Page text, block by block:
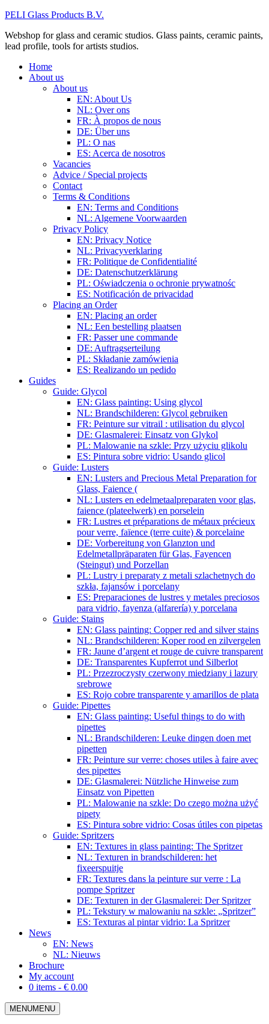
PELI Glass Products B.V.
Webshop for glass and ceramic studios. Glass paints, ceramic paints,
lead profile, tools for artists studios.
Home
About us
About us
EN: About Us
NL: Over ons
FR: À propos de nous
DE: Über uns
PL: O nas
ES: Acerca de nosotros
Vacancies
Advice / Special projects
Contact
Terms & Conditions
EN: Terms and Conditions
NL: Algemene Voorwaarden
Privacy Policy
EN: Privacy Notice
NL: Privacyverklaring
FR: Politique de Confidentialité
DE: Datenschutzerklärung
PL: Oświadczenia o ochronie prywatnośc
ES: Notificación de privacidad
Placing an Order
EN: Placing an order
NL: Een bestelling plaatsen
FR: Passer une commande
DE: Auftragserteilung
PL: Składanie zamówienia
ES: Realizando un pedido
Guides
Guide: Glycol
EN: Glass painting: Using glycol
NL: Brandschilderen: Glycol gebruiken
FR: Peinture sur vitrail : utilisation du glycol
DE: Glasmalerei: Einsatz von Glykol
PL: Malowanie na szkle: Przy użyciu glikolu
ES: Pintura sobre vidrio: Usando glicol
Guide: Lusters
EN: Lusters and Precious Metal Preparation for
Glass, Faience (
NL: Lusters en edelmetaalpreparaten voor glas,
faience (plateelwerk) en porselein
FR: Lustres et préparations de métaux précieux
pour verre, faïence (terre cuite) & porcelaine
DE: Vorbereitung von Glanzton und
Edelmetallpräparaten für Glas, Fayencen
(Steingut) und Porzellan
PL: Lustry i preparaty z metali szlachetnych do
szkła, fajansów i porcelany
ES: Preparaciones de lustres y metales preciosos
para vidrio, fayenza (alfarería) y porcelana
Guide: Stains
EN: Glass painting: Copper red and silver stains
NL: Brandschilderen: Koper rood en zilvergelen
FR: Jaune d’argent et rouge de cuivre transparent
DE: Transparentes Kupferrot und Silberlot
PL: Przezroczysty czerwony miedziany i lazury
srebrowe
ES: Rojo cobre transparente y amarillos de plata
Guide: Pipettes
EN: Glass painting: Useful things to do with
pipettes
NL: Brandschilderen: Leuke dingen doen met
pipetten
FR: Peinture sur verre: choses utiles à faire avec
des pipettes
DE: Glasmalerei: Nützliche Hinweise zum
Einsatz von Pipetten
PL: Malowanie na szkle: Do czego można użyć
pipety
ES: Pintura sobre vidrio: Cosas útiles con pipetas
Guide: Spritzers
EN: Textures in glass painting: The Spritzer
NL: Texturen in brandschilderen: het
fixeerspuitje
FR: Textures dans la peinture sur verre : La
pompe Spritzer
DE: Texturen in der Glasmalerei: Der Spritzer
PL: Tekstury w malowaniu na szkle: „Spritzer”
ES: Texturas al pintar vidrio: La Spritzer
News
EN: News
NL: Nieuws
Brochure
My account
0 items - € 0.00
MENUMENU